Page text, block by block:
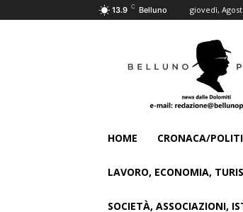
13.9 C Belluno giovedì,
HOME CRONACA/
LAVORO, ECONOMIA,
SOCIETÀ, ASSOCIAZIONI,